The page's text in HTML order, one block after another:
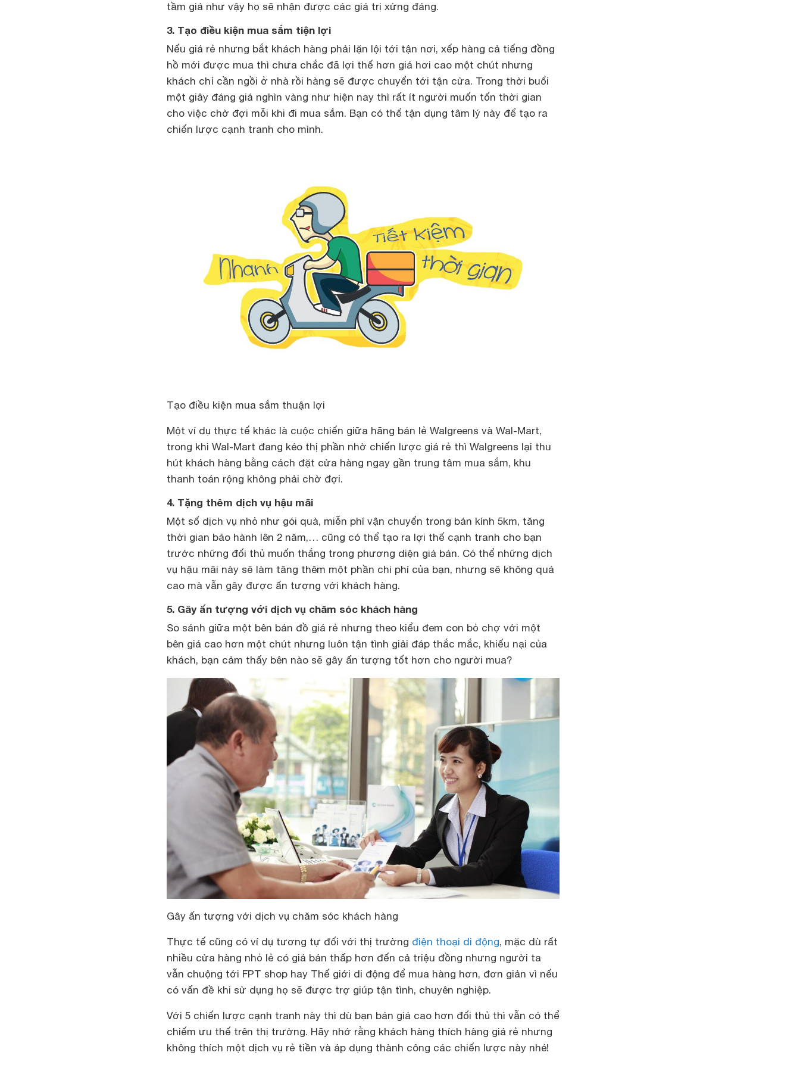
tầm giá như vậy họ sẽ nhận được các giá trị xứng đáng.
3. Tạo điều kiện mua sắm tiện lợi
Nếu giá rẻ nhưng bắt khách hàng phải lặn lội tới tận nơi, xếp hàng cả tiếng đồng
hồ mới được mua thì chưa chắc đã lợi thế hơn giá hơi cao một chút nhưng
khách chỉ cần ngồi ở nhà rồi hàng sẽ được chuyển tới tận cửa. Trong thời buổi
một giây đáng giá nghìn vàng như hiện nay thì rất ít người muốn tốn thời gian
cho việc chờ đợi mỗi khi đi mua sắm. Bạn có thể tận dụng tâm lý này để tạo ra
chiến lược cạnh tranh cho mình.
Tạo điều kiện mua sắm thuận lợi
Một ví dụ thực tế khác là cuộc chiến giữa hãng bán lẻ Walgreens và Wal-Mart,
trong khi Wal-Mart đang kéo thị phần nhờ chiến lược giá rẻ thì Walgreens lại thu
hút khách hàng bằng cách đặt cửa hàng ngay gần trung tâm mua sắm, khu
thanh toán rộng không phải chờ đợi.
4. Tặng thêm dịch vụ hậu mãi
Một số dịch vụ nhỏ như gói quà, miễn phí vận chuyển trong bán kính 5km, tăng
thời gian bảo hành lên 2 năm,… cũng có thể tạo ra lợi thế cạnh tranh cho bạn
trước những đối thủ muốn thắng trong phương diện giá bán. Có thể những dịch
vụ hậu mãi này sẽ làm tăng thêm một phần chi phí của bạn, nhưng sẽ không quá
cao mà vẫn gây được ấn tượng với khách hàng.
5. Gây ấn tượng với dịch vụ chăm sóc khách hàng
So sánh giữa một bên bán đồ giá rẻ nhưng theo kiểu đem con bỏ chợ với một
bên giá cao hơn một chút nhưng luôn tận tình giải đáp thắc mắc, khiếu nại của
khách, bạn cảm thấy bên nào sẽ gây ấn tượng tốt hơn cho người mua?
Gây ấn tượng với dịch vụ chăm sóc khách hàng
Thực tế cũng có ví dụ tương tự đối với thị trường điện thoại di động, mặc dù rất
nhiều cửa hàng nhỏ lẻ có giá bán thấp hơn đến cả triệu đồng nhưng người ta
vẫn chuộng tới FPT shop hay Thế giới di động để mua hàng hơn, đơn giản vì nếu
có vấn đề khi sử dụng họ sẽ được trợ giúp tận tình, chuyên nghiệp.
Với 5 chiến lược cạnh tranh này thì dù bạn bán giá cao hơn đối thủ thì vẫn có thể
chiếm ưu thế trên thị trường. Hãy nhớ rằng khách hàng thích hàng giá rẻ nhưng
không thích một dịch vụ rẻ tiền và áp dụng thành công các chiến lược này nhé!